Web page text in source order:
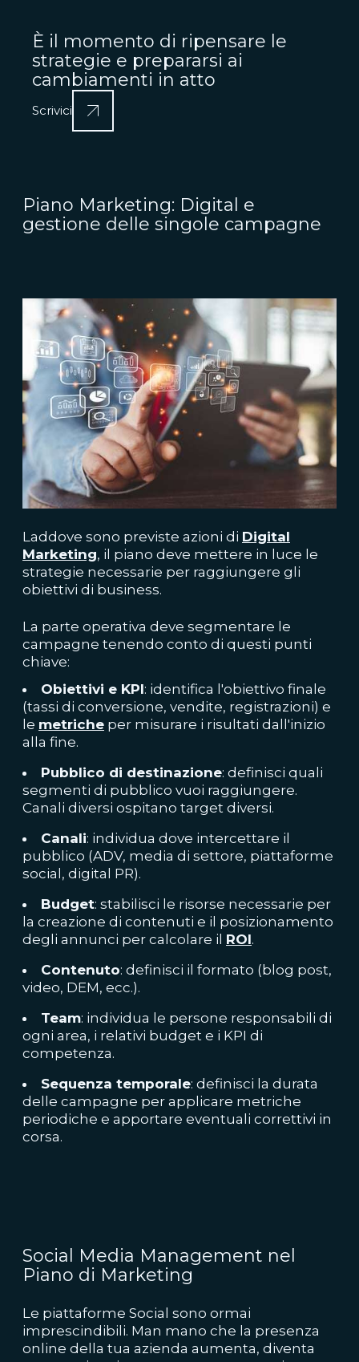
È il momento di ripensare le
strategie e prepararsi ai
cambiamenti in atto
Scrivici
Piano Marketing: Digital e
gestione delle singole campagne
Laddove sono previste azioni di Digital
Marketing, il piano deve mettere in luce le
strategie necessarie per raggiungere gli
obiettivi di business.
La parte operativa deve segmentare le
campagne tenendo conto di questi punti
chiave:
Obiettivi e KPI: identifica l'obiettivo finale
(tassi di conversione, vendite, registrazioni) e
le metriche per misurare i risultati dall'inizio
alla fine.
Pubblico di destinazione: definisci quali
segmenti di pubblico vuoi raggiungere.
Canali diversi ospitano target diversi.
Canali: individua dove intercettare il
pubblico (ADV, media di settore, piattaforme
social, digital PR).
Budget: stabilisci le risorse necessarie per
la creazione di contenuti e il posizionamento
degli annunci per calcolare il ROI.
Contenuto: definisci il formato (blog post,
video, DEM, ecc.).
Team: individua le persone responsabili di
ogni area, i relativi budget e i KPI di
competenza.
Sequenza temporale: definisci la durata
delle campagne per applicare metriche
periodiche e apportare eventuali correttivi in
corsa.
Social Media Management nel
Piano di Marketing
Le piattaforme Social sono ormai
imprescindibili. Man mano che la presenza
online della tua azienda aumenta, diventa